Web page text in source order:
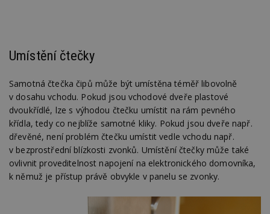
Umístění čtečky
Samotná čtečka čipů může být umístěna téměř libovolně
v dosahu vchodu. Pokud jsou vchodové dveře plastové
dvoukřídlé, lze s výhodou čtečku umístit na rám pevného
křídla, tedy co nejblíže samotné kliky. Pokud jsou dveře např.
dřevěné, není problém čtečku umístit vedle vchodu např.
v bezprostřední blízkosti zvonků. Umístění čtečky může také
ovlivnit proveditelnost napojení na elektronického domovníka,
k němuž je přístup právě obvykle v panelu se zvonky.